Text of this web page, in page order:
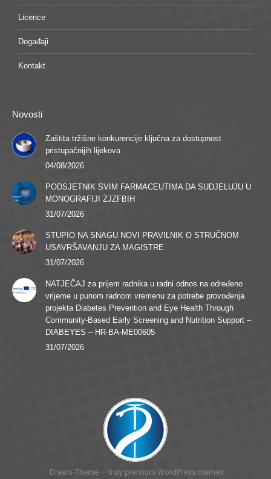
Licence
Događaji
Kontakt
Novosti
Zaštita tržišne konkurencije ključna za dostupnost
pristupačnijih lijekova
04/08/2026
PODSJETNIK SVIM FARMACEUTIMA DA SUDJELUJU U
MONOGRAFIJI ZJZFBIH
31/07/2026
STUPIO NA SNAGU NOVI PRAVILNIK O STRUČNOM
USAVRŠAVANJU ZA MAGISTRE
31/07/2026
NATJEČAJ za prijem radnika u radni odnos na određeno
vrijeme u punom radnom vremenu za potrebe provođenja
projekta Diabetes Prevention and Eye Health Through
Community-Based Early Screening and Nutrition Support –
DIABEYES – HR-BA-ME00605
31/07/2026
Dream-Theme — truly premium WordPress themes